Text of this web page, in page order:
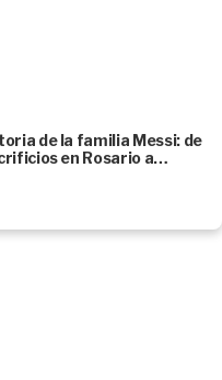
de la familia Messi: de
en Rosario a…